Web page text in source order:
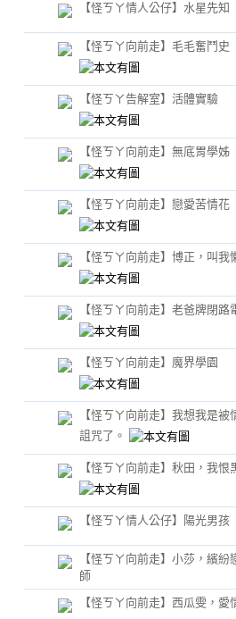
【怪ㄎㄚ情人公仔】水星先知
【怪ㄎㄚ向前走】毛毛奮鬥史
【怪ㄎㄚ告解室】活體實驗
【怪ㄎㄚ向前走】無底胃學姊
【怪ㄎㄚ向前走】戀愛苦情花
【怪ㄎㄚ向前走】博正，叫我
【怪ㄎㄚ向前走】老爸牌閉路
【怪ㄎㄚ向前走】魔界學園
【怪ㄎㄚ向前走】我想我是被
詛咒了。
【怪ㄎㄚ向前走】秋田，我恨
【怪ㄎㄚ情人公仔】陽光男孩
【怪ㄎㄚ向前走】小莎，繽紛
師
【怪ㄎㄚ向前走】西瓜雯，愛